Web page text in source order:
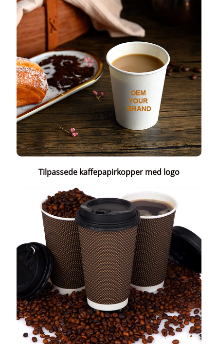
Tilpassede kaffepapirkopper med logo